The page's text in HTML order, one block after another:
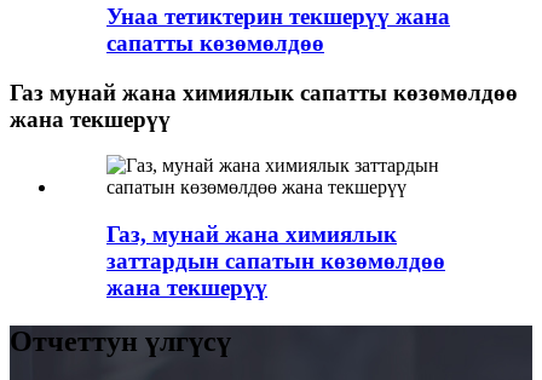
Унаа тетиктерин текшерүү жана
сапатты көзөмөлдөө
Газ мунай жана химиялык сапатты көзөмөлдөө
жана текшерүү
Газ, мунай жана химиялык
заттардын сапатын көзөмөлдөө
жана текшерүү
Отчеттун үлгүсү